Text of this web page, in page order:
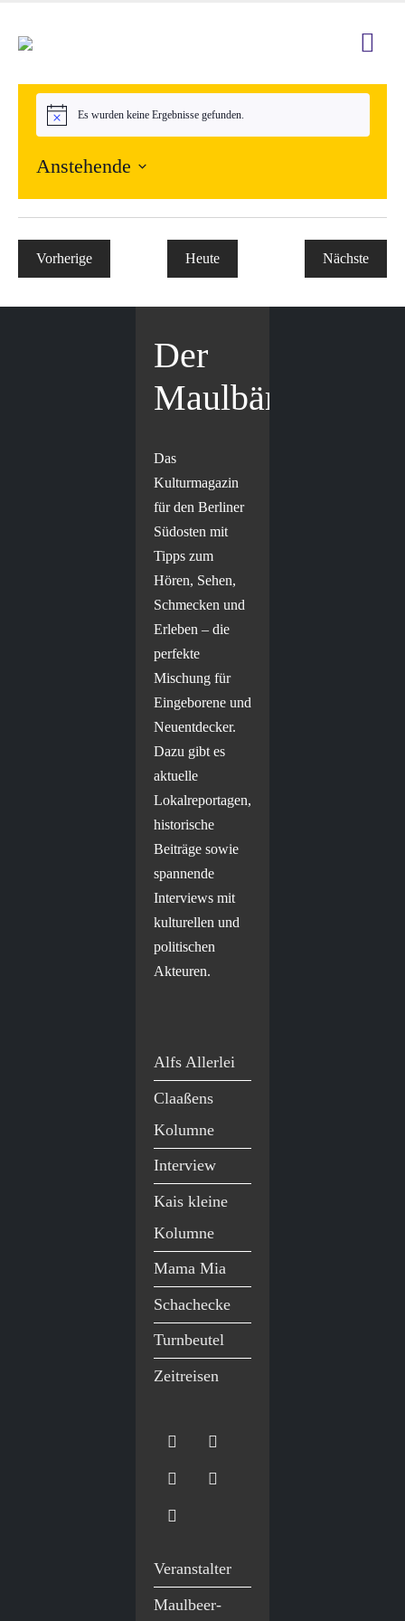
HinweisEs wurden keine Ergebnisse gefunden.
Anstehende
wählen.
Vorherige
Veranstaltungen
Heute
Nächste
Der
Maulbär
Das
Kulturmagazin
für den Berliner
Südosten mit
Tipps zum
Hören, Sehen,
Schmecken und
Erleben – die
perfekte
Mischung für
Eingeborene und
Neuentdecker.
Dazu gibt es
aktuelle
Lokalreportagen,
historische
Beiträge sowie
spannende
Interviews mit
kulturellen und
politischen
Akteuren.
Alfs Allerlei
Claaßens
Kolumne
Interview
Kais kleine
Kolumne
Mama Mia
Schachecke
Turnbeutel
Zeitreisen
Veranstalter
Maulbeer-